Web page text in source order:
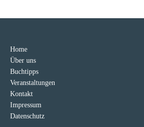
Home
Über uns
Buchtipps
Veranstaltungen
Kontakt
Impressum
Datenschutz